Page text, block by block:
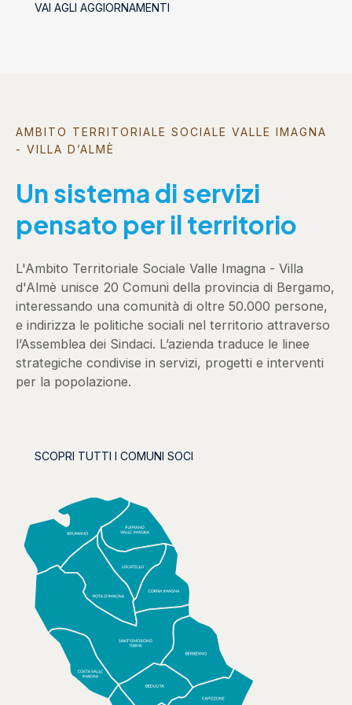
VAI AGLI AGGIORNAMENTI
AMBITO TERRITORIALE SOCIALE VALLE IMAGNA
- VILLA D’ALMÈ
Un sistema di servizi
pensato per il territorio
L'Ambito Territoriale Sociale Valle Imagna - Villa
d'Almè unisce 20 Comuni della provincia di Bergamo,
interessando una comunità di oltre 50.000 persone,
e indirizza le politiche sociali nel territorio attraverso
l’Assemblea dei Sindaci. L’azienda traduce le linee
strategiche condivise in servizi, progetti e interventi
per la popolazione.
SCOPRI TUTTI I COMUNI SOCI